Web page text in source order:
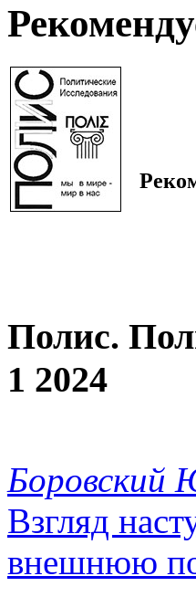
Полис.
1 2024
Боровский
Взгляд
внешнюю